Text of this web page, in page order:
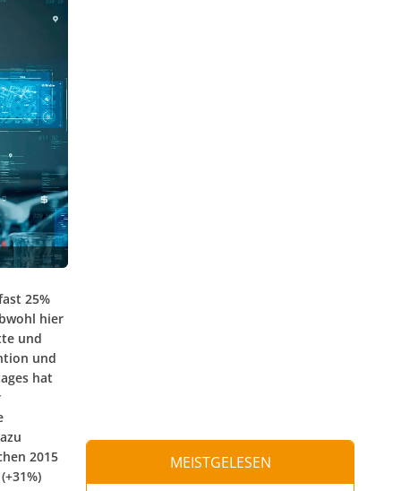
25%
hier
und
und
hat
2015
MEISTGELESEN